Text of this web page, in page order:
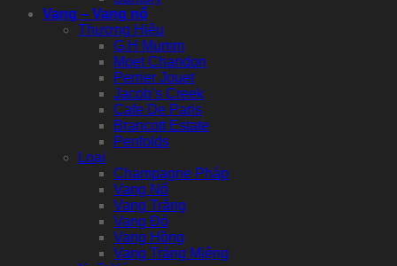
Vang – Vang nổ
Thương Hiệu
G.H Mumm
Moet Chandon
Perrier Jouet
Jacob’s Creek
Cafe De Paris
Brancott Estate
Penfolds
Loại
Champagne Pháp
Vang Nổ
Vang Trắng
Vang Đỏ
Vang Hồng
Vang Tráng Miệng